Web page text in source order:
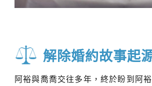
解除婚約故事起
阿裕與喬喬交往多年，終於盼到阿